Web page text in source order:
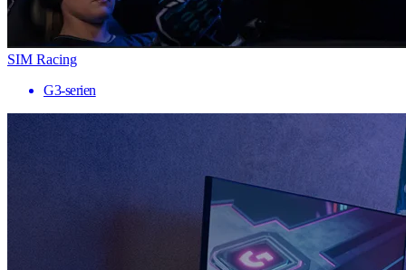
SIM Racing
G3-serien